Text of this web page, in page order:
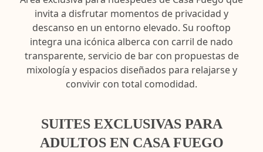
invita a disfrutar momentos de privacidad y
descanso en un entorno elevado. Su rooftop
integra una icónica alberca con carril de nado
transparente, servicio de bar con propuestas de
mixología y espacios diseñados para relajarse y
convivir con total comodidad.
SUITES EXCLUSIVAS PARA
ADULTOS EN CASA FUEGO